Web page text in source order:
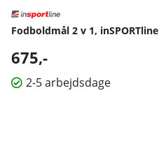
Fodboldmål 2 v 1, inSPORTline
675,-
2-5 arbejdsdage